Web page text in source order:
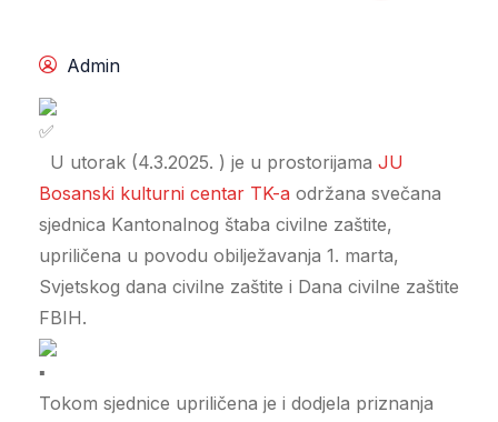
Admin
U utorak (4.3.2025. ) je u prostorijama JU
Bosanski kulturni centar TK-a održana svečana
sjednica Kantonalnog štaba civilne zaštite,
upriličena u povodu obilježavanja 1. marta,
Svjetskog dana civilne zaštite i Dana civilne zaštite
FBIH.
Tokom sjednice upriličena je i dodjela priznanja